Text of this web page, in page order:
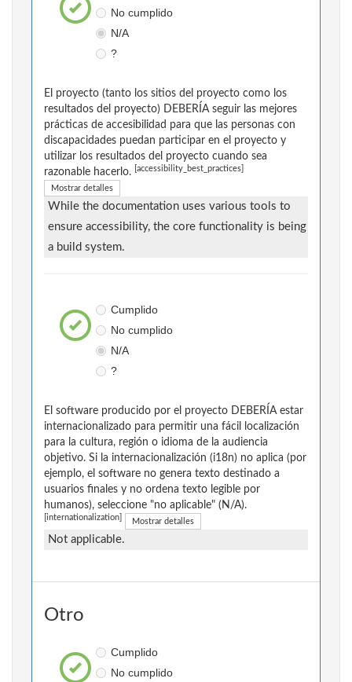
No cumplido
N/A
?
El proyecto (tanto los sitios del proyecto como los
resultados del proyecto) DEBERÍA seguir las mejores
prácticas de accesibilidad para que las personas con
discapacidades puedan participar en el proyecto y
utilizar los resultados del proyecto cuando sea
razonable hacerlo.
[accessibility_best_practices]
Mostrar detalles
While the documentation uses various tools to
ensure accessibility, the core functionality is being
a build system.
Cumplido
No cumplido
N/A
?
El software producido por el proyecto DEBERÍA estar
internacionalizado para permitir una fácil localización
para la cultura, región o idioma de la audiencia
objetivo. Si la internacionalización (i18n) no aplica (por
ejemplo, el software no genera texto destinado a
usuarios finales y no ordena texto legible por
humanos), seleccione "no aplicable" (N/A).
[internationalization] Mostrar detalles
Not applicable.
Otro
Cumplido
No cumplido